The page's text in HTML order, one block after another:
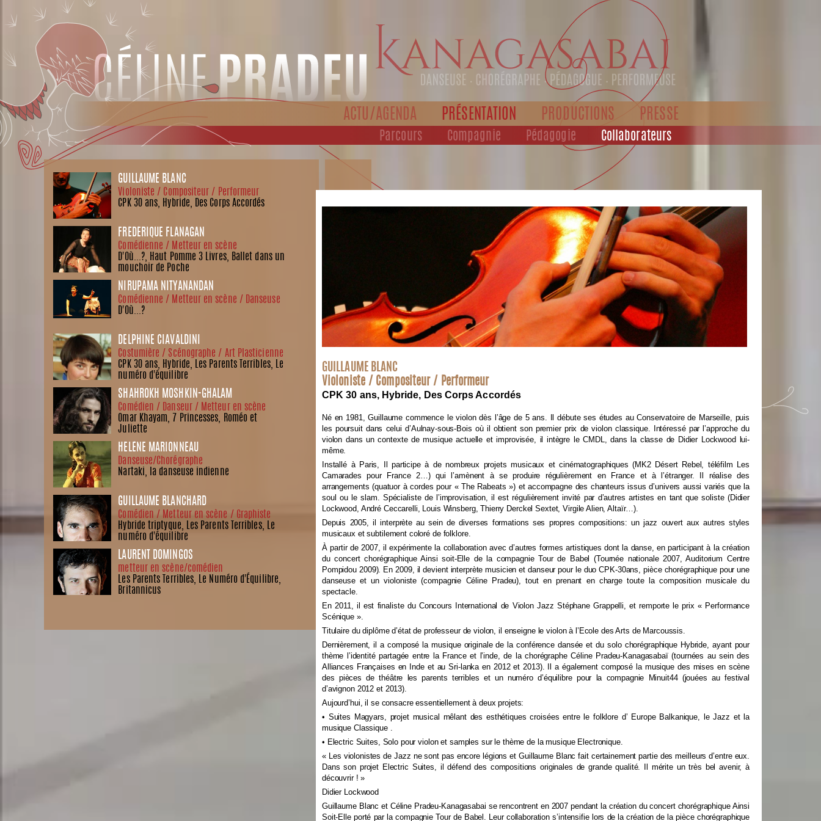
ACTU/AGENDA PRÉSENTATION
Parcours Compagnie Pédagogie Collaborateurs
PRODUCTIONS PRESSE
GUILLAUME BLANC
Violoniste / Compositeur / Performeur
CPK 30 ans, Hybride, Des Corps Accordés
Né en 1981, Guillaume commence le violon dès l’âge de 5 ans. Il débute ses études au Conservatoire de Marseille, puis
les poursuit dans celui d’Aulnay-sous-Bois où il obtient son premier prix de violon classique. Intéressé par l’approche du
violon dans un contexte de musique actuelle et improvisée, il intègre le CMDL, dans la classe de Didier Lockwood lui-
même.
Installé à Paris,
Il participe à de nombreux projets musicaux et cinématographiques (MK2 Désert Rebel, téléfilm Les
Camarades pour France 2…) qui l’amènent à se produire régulièrement en France et à l’étranger. Il réalise des
arrangements (quatuor à cordes pour « The Rabeats ») et accompagne des chanteurs issus d’univers aussi variés que la
soul ou le slam. Spécialiste de l’improvisation, il est régulièrement invité par d’autres artistes en tant que soliste (Didier
Lockwood, André Ceccarelli, Louis Winsberg, Thierry Derckel Sextet, Virgile Alien, Altaïr…).
Depuis 2005, il interprète au sein de diverses formations ses propres compositions: un jazz ouvert aux autres styles
musicaux et subtilement coloré de folklore.
À partir de 2007, il expérimente la collaboration avec d’autres formes artistiques dont la danse, en participant à la création
du concert chorégraphique Ainsi soit-Elle de la compagnie Tour de Babel (Tournée nationale 2007, Auditorium Centre
Pompidou 2009). En 2009, il devient interprète musicien et danseur pour le duo CPK-30ans, pièce chorégraphique pour une
danseuse et un violoniste (compagnie Céline Pradeu), tout en prenant en charge toute la composition musicale du
spectacle.
En 2011, il est finaliste du Concours International de Violon Jazz Stéphane Grappelli, et remporte le prix « Performance
Scénique ».
Titulaire du diplôme d’état de professeur de violon, il enseigne le violon à l’Ecole des Arts de Marcoussis.
Dernièrement, il a composé la musique originale de la conférence dansée et du solo chorégraphique Hybride, ayant pour
thème l’identité partagée entre la France et l’inde, de la chorégraphe Céline Pradeu-Kanagasabaï (tournées au sein des
Alliances Françaises en Inde et au Sri-lanka en 2012 et 2013). Il a également composé la musique des mises en scène
des pièces de théâtre les parents terribles et un numéro d’équilibre pour la compagnie Minuit44 (jouées au festival
d’avignon 2012 et 2013).
Aujourd’hui, il se consacre essentiellement à deux projets:
• Suites Magyars, projet musical mêlant des esthétiques croisées entre le folklore d’ Europe Balkanique, le Jazz et la
musique Classique .
• Electric Suites, Solo pour violon et samples sur le thème de la musique Electronique.
« Les violonistes de Jazz ne sont pas encore légions et Guillaume Blanc fait certainement partie des meilleurs d’entre eux.
Dans son projet Electric Suites, il défend des compositions originales de grande qualité. Il mérite un très bel avenir, à
découvrir ! »
Didier Lockwood
Guillaume Blanc et Céline Pradeu-Kanagasabai se rencontrent en 2007 pendant la création du concert chorégraphique Ainsi
Soit-Elle porté par la compagnie Tour de Babel. Leur collaboration s’intensifie lors de la création de la pièce chorégraphique
GUILLAUME BLANC
Violoniste / Compositeur / Performeur
CPK 30 ans, Hybride, Des Corps Accordés
FRÉDÉRIQUE FLANAGAN
Comédienne / Metteur en scène
D'Où...?, Haut Pomme 3 Livres, Ballet dans un
mouchoir de Poche
NIRUPAMA NITYANANDAN
Comédienne / Metteur en scène / Danseuse
D'Où...?
DELPHINE CIAVALDINI
Costumière / Scénographe / Art Plasticienne
CPK 30 ans, Hybride, Les Parents Terribles, Le
numéro d'équilibre
SHAHROKH MOSHKIN-GHALAM
Comédien / Danseur / Metteur en scène
Omar Khayam, 7 Princesses, Roméo et
Juliette
HÉLÈNE MARIONNEAU
Danseuse/Chorégraphe
Nartaki, la danseuse indienne
GUILLAUME BLANCHARD
Comédien / Metteur en scène / Graphiste
Hybride triptyque, Les Parents Terribles, Le
numéro d'équilibre
LAURENT DOMINGOS
metteur en scène/comédien
Les Parents Terribles, Le Numéro d'Équilibre,
Britannicus